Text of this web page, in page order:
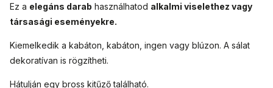
Ez a elegáns darab használhatod alkalmi viselethez vagy
társasági eseményekre.
Kiemelkedik a kabáton, kabáton, ingen vagy blúzon. A sálat
dekoratívan is rögzítheti.
Hátulján egy bross kitűző található.